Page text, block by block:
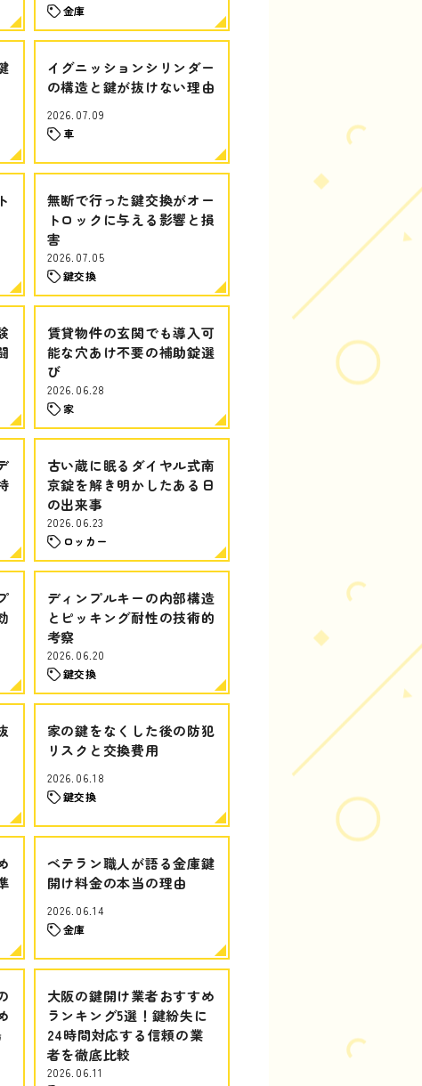
金庫
イグニッションシリンダー
の構造と鍵が抜けない理由
2026.07.09
車
無断で行った鍵交換がオー
トロックに与える影響と損
害
2026.07.05
鍵交換
賃貸物件の玄関でも導入可
能な穴あけ不要の補助錠選
び
2026.06.28
家
古い蔵に眠るダイヤル式南
京錠を解き明かしたある日
の出来事
2026.06.23
ロッカー
ディンプルキーの内部構造
とピッキング耐性の技術的
考察
2026.06.20
鍵交換
家の鍵をなくした後の防犯
リスクと交換費用
2026.06.18
鍵交換
ベテラン職人が語る金庫鍵
開け料金の本当の理由
2026.06.14
金庫
大阪の鍵開け業者おすすめ
ランキング5選！鍵紛失に
24時間対応する信頼の業
者を徹底比較
2026.06.11